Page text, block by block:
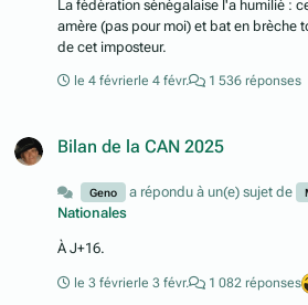
La fédération sénégalaise l'a humilié :
amère (pas pour moi) et bat en brèche
de cet imposteur.
le 4 février le 4 févr. 1 536 réponses
Bilan de la CAN 2025
Geno a répondu à un(e) sujet de
Nationales
À J+16.
le 3 février le 3 févr. 1 082 réponses